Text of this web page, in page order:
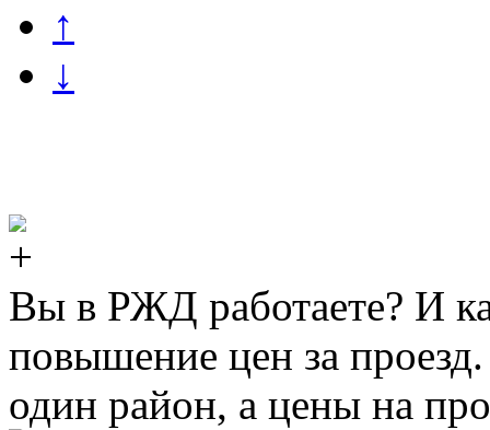
↑
↓
Вы в РЖД работаете? И
повышение цен за
один район, а цены на